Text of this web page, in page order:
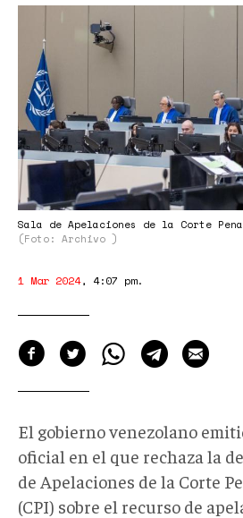
Audiencia-
CPI-
-960x640.jpg
Sala de Apelaciones de la Corte
(Foto: Archivo )
1 Mar 2024, 4:07 pm.
El gobierno venezolano
oficial en el que rechaza la
de Apelaciones de la Corte
(CPI) sobre el recurso de